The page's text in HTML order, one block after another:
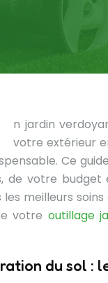
n jardin
votre extérieur
Ce
de votre
les meilleurs
votre outillage
du sol :